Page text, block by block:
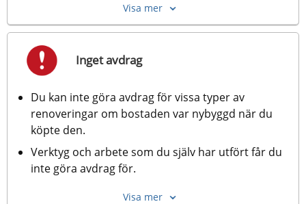
Visa mer
Inget avdrag
Du kan inte göra avdrag för vissa typer av
renoveringar om bostaden var nybyggd när du
köpte den.
Verktyg och arbete som du själv har utfört får du
inte göra avdrag för.
Visa mer